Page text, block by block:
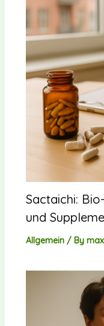
Sactaichi:
und
Allgemein/ By